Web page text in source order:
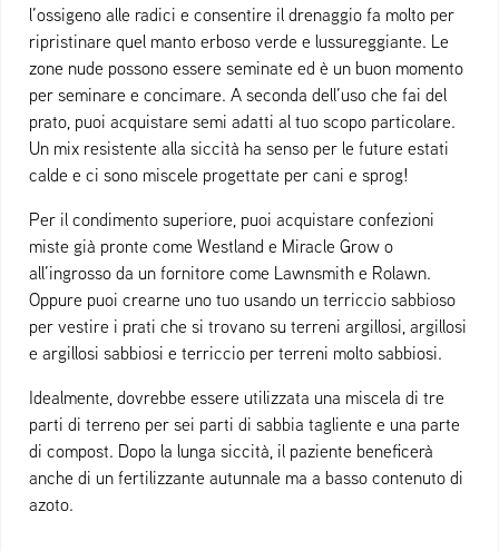
l’ossigeno alle radici e consentire il drenaggio fa molto per
ripristinare quel manto erboso verde e lussureggiante. Le
zone nude possono essere seminate ed è un buon momento
per seminare e concimare. A seconda dell’uso che fai del
prato, puoi acquistare semi adatti al tuo scopo particolare.
Un mix resistente alla siccità ha senso per le future estati
calde e ci sono miscele progettate per cani e sprog!
Per il condimento superiore, puoi acquistare confezioni
miste già pronte come Westland e Miracle Grow o
all’ingrosso da un fornitore come Lawnsmith e Rolawn.
Oppure puoi crearne uno tuo usando un terriccio sabbioso
per vestire i prati che si trovano su terreni argillosi, argillosi
e argillosi sabbiosi e terriccio per terreni molto sabbiosi.
Idealmente, dovrebbe essere utilizzata una miscela di tre
parti di terreno per sei parti di sabbia tagliente e una parte
di compost. Dopo la lunga siccità, il paziente beneficerà
anche di un fertilizzante autunnale ma a basso contenuto di
azoto.